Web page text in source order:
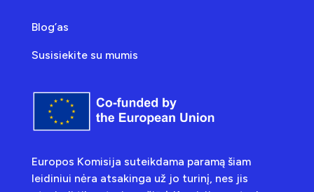
Blog’as
Susisiekite su mumis
Europos Komisija suteikdama paramą šiam
leidiniui nėra atsakinga už jo turinį, nes jis